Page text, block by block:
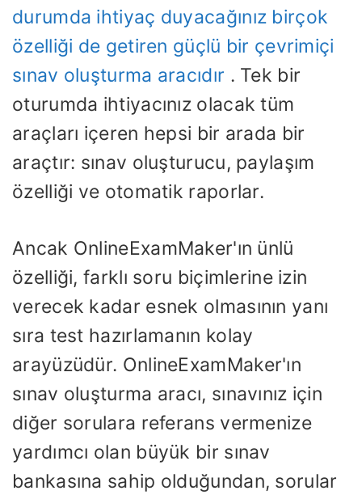
durumda ihtiyaç duyacağınız birçok
özelliği de getiren güçlü bir çevrimiçi
sınav oluşturma aracıdır . Tek bir
oturumda ihtiyacınız olacak tüm
araçları içeren hepsi bir arada bir
araçtır: sınav oluşturucu, paylaşım
özelliği ve otomatik raporlar.
Ancak OnlineExamMaker'ın ünlü
özelliği, farklı soru biçimlerine izin
verecek kadar esnek olmasının yanı
sıra test hazırlamanın kolay
arayüzüdür. OnlineExamMaker'ın
sınav oluşturma aracı, sınavınız için
diğer sorulara referans vermenize
yardımcı olan büyük bir sınav
bankasına sahip olduğundan, sorular